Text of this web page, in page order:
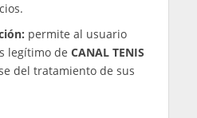
que la publicación de
ningún tipo de
de los datos.